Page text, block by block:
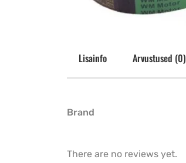
Lisainfo Arvustused (0)
Brand
There are no reviews yet.